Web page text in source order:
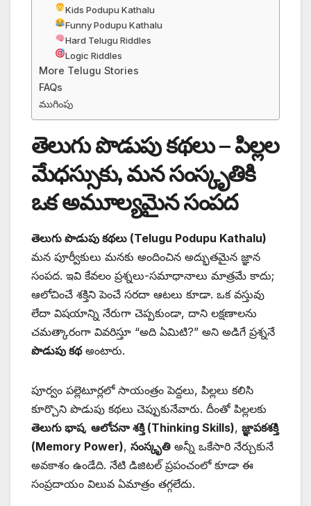
Kids Podupu Kathalu
Funny Podupu Kathalu
Hard Telugu Riddles
Logic Riddles
More Telugu Stories
FAQs
ముగింపు
తెలుగు పొడుపు కథలు – పిల్లల
మేధస్సుకు, మన సంస్కృతికి
ఒక అమూల్యమైన సంపద
తెలుగు పొడుపు కథలు (Telugu Podupu Kathalu)
మన పూర్వీకులు మనకు అందించిన అద్భుతమైన జ్ఞాన
సంపద. ఇవి కేవలం ప్రశ్నలు-సమాధానాలు మాత్రమే కాదు;
ఆలోచించే శక్తిని పెంచే సరదా ఆటలు కూడా. ఒక వస్తువు
లేదా విషయాన్ని నేరుగా చెప్పకుండా, దాని లక్షణాలను
చమత్కారంగా వివరిస్తూ “అది ఏమిటి?” అని అడిగే ప్రశ్ననే
పొడుపు కథఅంటారు.
పూర్వం పల్లెటూర్లలో సాయంత్రం పెద్దలు, పిల్లలు కలిసి
కూర్చొని పొడుపు కథలు చెప్పుకునేవారు. దీంతో పిల్లలకు
తెలుగు భాష, ఆలోచనా శక్తి (Thinking Skills), జ్ఞాపకశక్తి
(Memory Power), సంస్కృతి అన్నీ ఒకేసారి నేర్చుకునే
అవకాశం ఉండేది. నేటి డిజిటల్ ప్రపంచంలో కూడా ఈ
సంప్రదాయం విలువ ఏమాత్రం తగ్గలేదు.